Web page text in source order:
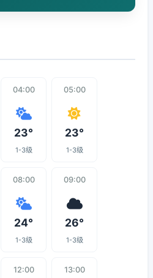
04:00
23°
1-3级
05:00
23°
1-3级
08:00
24°
1-3级
09:00
26°
1-3级
12:00 13:00